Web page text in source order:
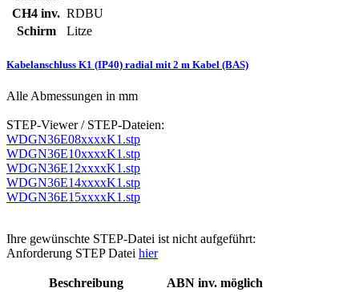
CH4 inv. RDBU
Schirm
Litze
Kabelanschluss K1 (IP40) radial mit 2 m Kabel (BAS)
Alle Abmessungen in mm
STEP-Viewer / STEP-Dateien:
WDGN36E08xxxxK1.stp
WDGN36E10xxxxK1.stp
WDGN36E12xxxxK1.stp
WDGN36E14xxxxK1.stp
WDGN36E15xxxxK1.stp
Ihre gewünschte STEP-Datei ist nicht aufgeführt:
Anforderung STEP Datei hier
Beschreibung
ABN inv. möglich